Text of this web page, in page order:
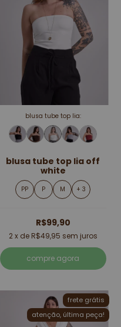
blusa tube top lia:
blusa tube top lia off
white
PP P M + 3
R$99,90
2x de R$49,95 sem juros
compre agora
frete grátis
atenção, última peça!